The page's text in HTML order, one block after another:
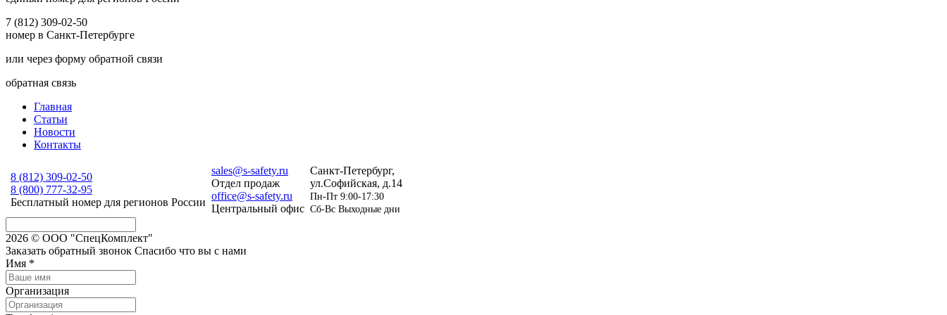
7 (812) 309-02-50
номер в Санкт-Петербурге
или через форму обратной связи
обратная связь
Главная
Статьи
Новости
Контакты
8 (812) 309-02-50
8 (800) 777-32-95
Бесплатный номер для регионов России
sales@s-safety.ru
Отдел продаж
office@s-safety.ru
Центральный офис
Санкт-Петербург,
ул.Софийская, д.14
Пн-Пт 9:00-17:30
Сб-Вс Выходные дни
2026 © ООО "СпецКомплект"
Заказать обратный звонок Спасибо что вы с нами
Имя *
Организация